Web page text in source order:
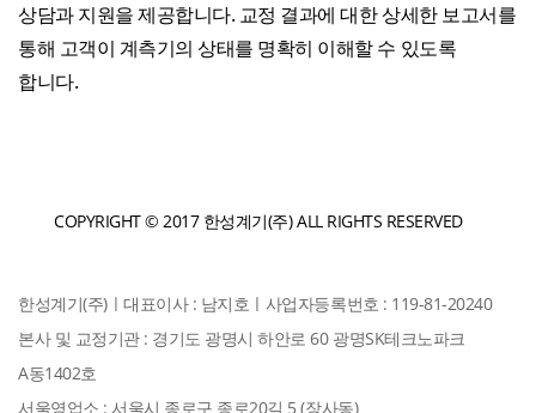
상담과 지원을 제공합니다. 교정 결과에 대한 상세한 보고서를
통해 고객이 계측기의 상태를 명확히 이해할 수 있도록
합니다.
COPYRIGHT © 2017 한성계기(주) ALL RIGHTS RESERVED
한성계기(주)ㅣ대표이사 : 남지호 ㅣ 사업자등록번호 : 119-81-20240
본사 및 교정기관 : 경기도 광명시 하안로 60 광명SK테크노파크
A동1402호
서울영업소 : 서울시 종로구 종로20길 5 (장사동)